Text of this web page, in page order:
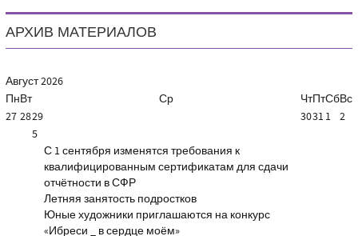
АРХИВ МАТЕРИАЛОВ
Август2026
ПнВт Ср ЧтПтСбВс
27 2829 30311 2
5
С 1 сентября изменятся требования к
квалифицированным сертификатам для сдачи
отчётности в СФР
Летняя занятость подростков
Юные художники приглашаются на конкурс
«Ибреси _ в сердце моём»